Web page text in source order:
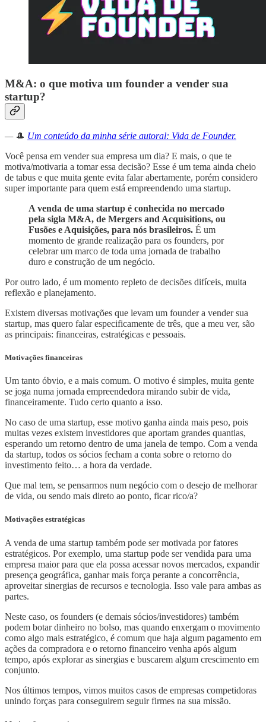
M&A: o que motiva um founder a vender sua
startup?
— 🎩 Um conteúdo da minha série autoral: Vida de Founder.
Você pensa em vender sua empresa um dia? E mais, o que te
motiva/motivaria a tomar essa decisão? Esse é um tema ainda cheio
de tabus e que muita gente evita falar abertamente, porém considero
super importante para quem está empreendendo uma startup.
A venda de uma startup é conhecida no mercado
pela sigla M&A, de Mergers and Acquisitions, ou
Fusões e Aquisições, para nós brasileiros. É um
momento de grande realização para os founders, por
celebrar um marco de toda uma jornada de trabalho
duro e construção de um negócio.
Por outro lado, é um momento repleto de decisões difíceis, muita
reflexão e planejamento.
Existem diversas motivações que levam um founder a vender sua
startup, mas quero falar especificamente de três, que a meu ver, são
as principais: financeiras, estratégicas e pessoais.
Motivações financeiras
Um tanto óbvio, e a mais comum. O motivo é simples, muita gente
se joga numa jornada empreendedora mirando subir de vida,
financeiramente. Tudo certo quanto a isso.
No caso de uma startup, esse motivo ganha ainda mais peso, pois
muitas vezes existem investidores que aportam grandes quantias,
esperando um retorno dentro de uma janela de tempo. Com a venda
da startup, todos os sócios fecham a conta sobre o retorno do
investimento feito… a hora da verdade.
Que mal tem, se pensarmos num negócio com o desejo de melhorar
de vida, ou sendo mais direto ao ponto, ficar rico/a?
Motivações estratégicas
A venda de uma startup também pode ser motivada por fatores
estratégicos. Por exemplo, uma startup pode ser vendida para uma
empresa maior para que ela possa acessar novos mercados, expandir
presença geográfica, ganhar mais força perante a concorrência,
aproveitar sinergias de recursos e tecnologia. Isso vale para ambas as
partes.
Neste caso, os founders (e demais sócios/investidores) também
podem botar dinheiro no bolso, mas quando enxergam o movimento
como algo mais estratégico, é comum que haja algum pagamento em
ações da compradora e o retorno financeiro venha após algum
tempo, após explorar as sinergias e buscarem algum crescimento em
conjunto.
Nos últimos tempos, vimos muitos casos de empresas competidoras
unindo forças para conseguirem seguir firmes na sua missão.